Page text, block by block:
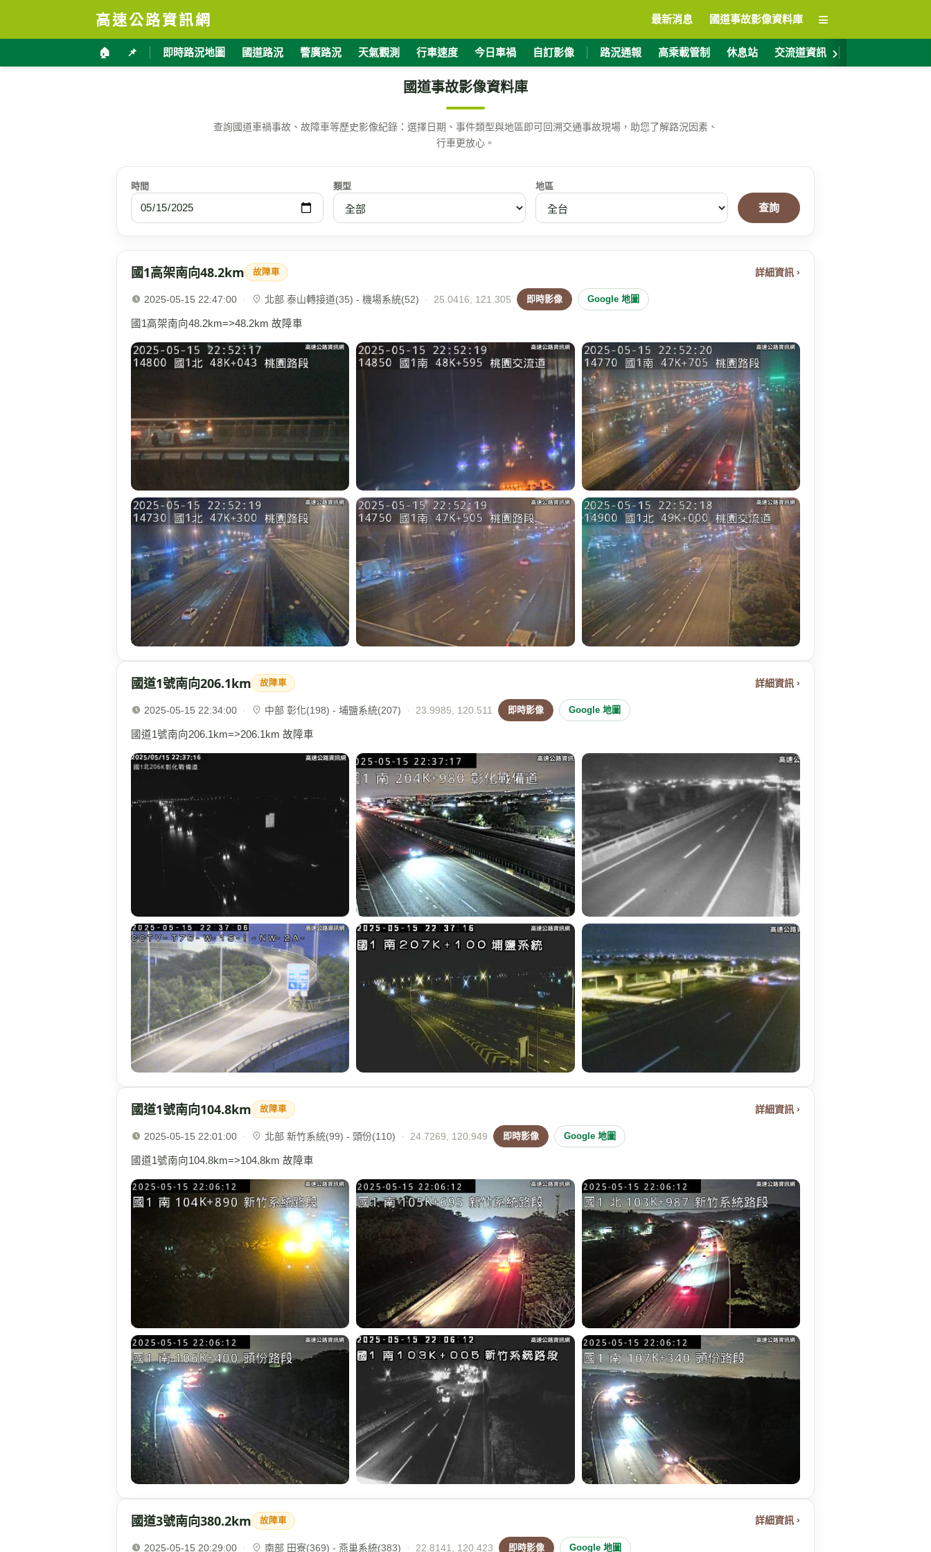
高速公路資訊網 最新消息 國道事故影像資料庫 ≡
🏠 📌 即時路況地圖 國道路況 警廣路況 天氣觀測 行車速度 今日車禍 自訂影像 路況通報 高乘載管制 休息站 交流道資訊 ›
國道事故影像資料庫
查詢國道車禍事故、故障車等歷史影像紀錄：選擇日期、事件類型與地區即可回溯交通事故現場，助您了解路況因素、
行車更放心。
時間 類型 地區
查詢
國1高架南向48.2km 故障車 詳細資訊 ›
2025-05-15 22:47:00 · 北部 泰山轉接道(35) - 機場系統(52) · 25.0416, 121.305 即時影像 Google 地圖
國1高架南向48.2km=>48.2km 故障車
國道1號南向206.1km 故障車 詳細資訊 ›
2025-05-15 22:34:00 · 中部 彰化(198) - 埔鹽系統(207) · 23.9985, 120.511 即時影像 Google 地圖
國道1號南向206.1km=>206.1km 故障車
國道1號南向104.8km 故障車 詳細資訊 ›
2025-05-15 22:01:00 · 北部 新竹系統(99) - 頭份(110) · 24.7269, 120.949 即時影像 Google 地圖
國道1號南向104.8km=>104.8km 故障車
國道3號南向380.2km 故障車 詳細資訊 ›
2025-05-15 20:29:00 · 南部 田寮(369) - 燕巢系統(383) · 22.8141, 120.423 即時影像 Google 地圖